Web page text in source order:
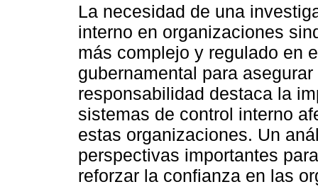
La necesidad de una
interno en organizaciones
más complejo y regulado en
gubernamental para
responsabilidad destaca la
sistemas de control interno
estas organizaciones. Un
perspectivas importantes
reforzar la confianza en las